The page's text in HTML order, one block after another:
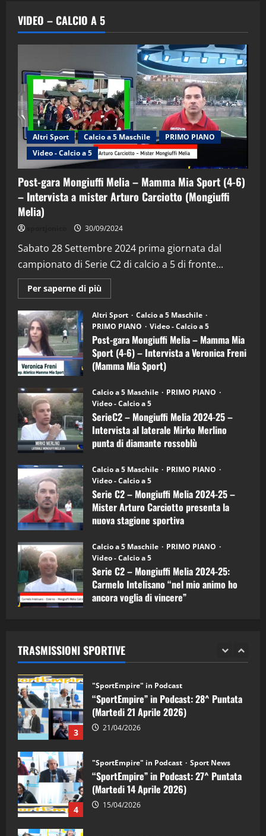
VIDEO – CALCIO A 5
Altri Sport Calcio a 5 Maschile
PRIMO PIANO
Video - Calcio a 5
Post-gara Mongiuffi Melia – Mamma Mia Sport (4-6)
– Intervista a mister Arturo Carciotto (Mongiuffi
Melia)
30/09/2024
Sabato 28 Settembre 2024 prima giornata dal
campionato di Serie C2 di calcio a 5 di fronte...
Per saperne di più
informazioni
Post-
gara
Mongiuffi
Melia
–
Mamma
Mia
Sport
6)
–
Intervista
a
mister
Arturo
Carciotto
(Mongiuffi
Altri Sport
Calcio a 5 Maschile
PRIMO PIANO
Video - Calcio a 5
Post-gara Mongiuffi Melia – Mamma Mia
Sport (4-6) – Intervista a Veronica Freni
(Mamma Mia Sport)
Calcio a 5 Maschile
PRIMO PIANO
Video - Calcio a 5
SerieC2 – Mongiuffi Melia 2024-25 –
Intervista al laterale Mirko Merlino
punta di diamante rossoblù
Calcio a 5 Maschile
PRIMO PIANO
Video - Calcio a 5
Serie C2 – Mongiuffi Melia 2024-25 –
Mister Arturo Carciotto presenta la
nuova stagione sportiva
Calcio a 5 Maschile
PRIMO PIANO
Video - Calcio a 5
Serie C2 – Mongiuffi Melia 2024-25:
Carmelo Intelisano “nel mio animo ho
ancora voglia di vincere”
TRASMISSIONI SPORTIVE
2
"SportEmpire" in Podcast Sport News
“SportEmpire” in Podcast: 29^ Puntata
(Martedi 28 Aprile 2026)
28/04/2026
3
“SportEmpire” in Podcast: 28^ Puntata
(Martedi 21 Aprile 2026)
21/04/2026
4
"SportEmpire" in Podcast
“SportEmpire” in Podcast: 27^ Puntata
(Martedi 14 Aprile 2026)
15/04/2026
5
“SportEmpire” in Podcast: 26^ Puntata
(Martedi 07 Aprile 2026)
08/04/2026
1
“SportEmpire” in Podcast: 30^ Puntata
(Martedi 05 Maggio 2026)
08/05/2026
2
“SportEmpire” in Podcast: 29^ Puntata
(Martedi 28 Aprile 2026)
28/04/2026
3 21/04/2026
4
"SportEmpire" in Podcast
“SportEmpire” in Podcast: 27^ Puntata
(Martedi 14 Aprile 2026)
15/04/2026
5
"SportEmpire" in Podcast
“SportEmpire” in Podcast: 26^ Puntata
(Martedi 07 Aprile 2026)
08/04/2026